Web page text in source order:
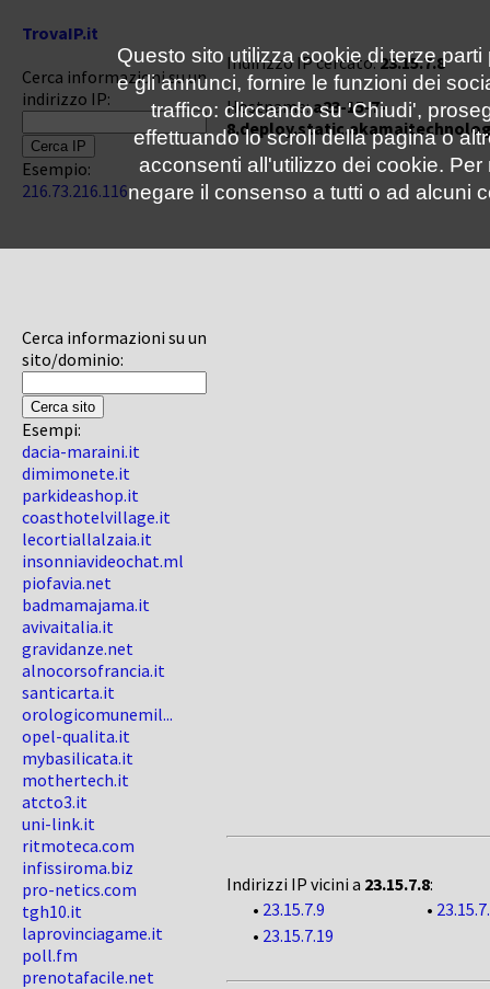
TrovaIP.it
Cerca informazioni su un
indirizzo IP:
Esempio:
216.73.216.116
Cerca informazioni su un
sito/dominio:
Esempi:
dacia-maraini.it
dimimonete.it
parkideashop.it
coasthotelvillage.it
lecortiallalzaia.it
insonniavideochat.ml
piofavia.net
badmamajama.it
avivaitalia.it
gravidanze.net
alnocorsofrancia.it
santicarta.it
orologicomunemil...
opel-qualita.it
mybasilicata.it
mothertech.it
atcto3.it
uni-link.it
ritmoteca.com
infissiroma.biz
pro-netics.com
tgh10.it
laprovinciagame.it
poll.fm
prenotafacile.net
Indirizzo IP cercato:23.15.7.8
Hostname:a23-15-7-
Indirizzi IP vicini a 23.15.7.8:
• 23.15.7.9 •
• 23.15.7.19
Questo sito utilizza cookie di terze
e gli annunci, fornire le funzioni dei
traffico: cliccando su 'Chiudi',
effettuando lo scroll della pagina o
acconsenti all'utilizzo dei cookie.
negare il consenso a tutti o ad alcuni